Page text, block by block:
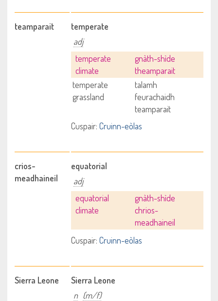
teamparait
temperate
adj
temperate
climate
gnàth-shìde
theamparait
temperate
grassland
talamh
feurachaidh
teamparait
Cuspair: Cruinn-eòlas
crios-
meadhaineil
equatorial
adj
equatorial
climate
gnàth-shìde
chrios-
meadhaineil
Cuspair: Cruinn-eòlas
Sierra Leone
Sierra Leone
n (m/f)